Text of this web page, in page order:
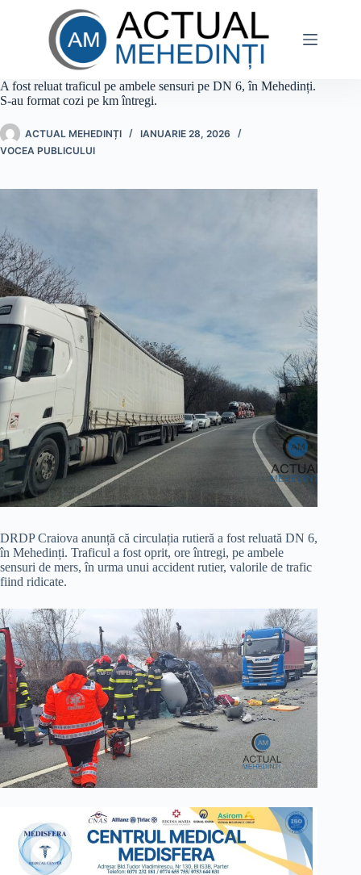
A fost reluat traficul pe ambele sensuri pe DN 6, în Mehedinți.
S-au format cozi pe km întregi.
ACTUAL MEHEDINȚI
IANUARIE 28, 2026
VOCEA PUBLICULUI
DRDP Craiova anunță că circulația rutieră a fost reluată DN 6,
în Mehedinți. Traficul a fost oprit, ore întregi, pe ambele
sensuri de mers, în urma unui accident rutier, valorile de trafic
fiind ridicate.